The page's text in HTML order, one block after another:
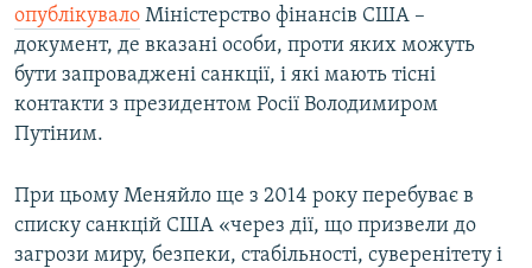
опублікувало Міністерство фінансів США –
документ, де вказані особи, проти яких можуть
бути запроваджені санкції, і які мають тісні
контакти з президентом Росії Володимиром
Путіним.
При цьому Меняйло ще з 2014 року перебуває в
списку санкцій США «через дії, що призвели до
загрози миру, безпеки, стабільності, суверенітету і